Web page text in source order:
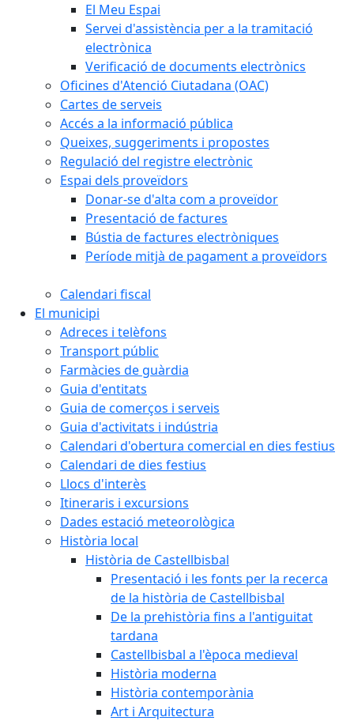
El Meu Espai
Servei d'assistència per a la tramitació
electrònica
Verificació de documents electrònics
Oficines d'Atenció Ciutadana (OAC)
Cartes de serveis
Accés a la informació pública
Queixes, suggeriments i propostes
Regulació del registre electrònic
Espai dels proveïdors
Donar-se d'alta com a proveïdor
Presentació de factures
Bústia de factures electròniques
Període mitjà de pagament a proveïdors
Calendari fiscal
El municipi
Adreces i telèfons
Transport públic
Farmàcies de guàrdia
Guia d'entitats
Guia de comerços i serveis
Guia d'activitats i indústria
Calendari d'obertura comercial en dies festius
Calendari de dies festius
Llocs d'interès
Itineraris i excursions
Dades estació meteorològica
Història local
Història de Castellbisbal
Presentació i les fonts per la recerca
de la història de Castellbisbal
De la prehistòria fins a l'antiguitat
tardana
Castellbisbal a l'època medieval
Història moderna
Història contemporània
Art i Arquitectura